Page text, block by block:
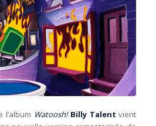
Watoosh! Billy Talent vient